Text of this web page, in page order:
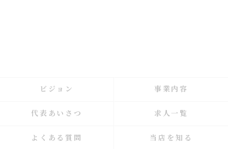
ビジョン 事業内容
代表あいさつ 求人一覧
よくある質問 当店を知る